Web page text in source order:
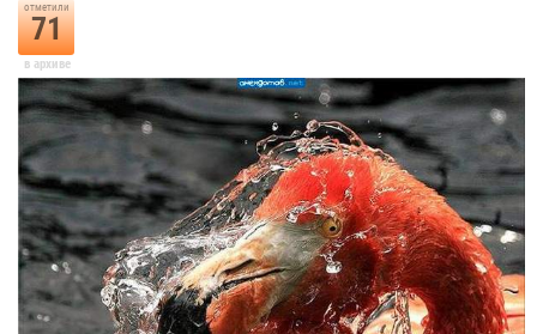
отметили
71
в архиве